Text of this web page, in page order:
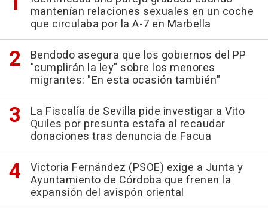
mantenían relaciones sexuales en un coche
que circulaba por la A-7 en Marbella
Bendodo asegura que los gobiernos del PP
"cumplirán la ley" sobre los menores
migrantes: "En esta ocasión también"
La Fiscalía de Sevilla pide investigar a Vito
Quiles por presunta estafa al recaudar
donaciones tras denuncia de Facua
Victoria Fernández (PSOE) exige a Junta y
Ayuntamiento de Córdoba que frenen la
expansión del avispón oriental